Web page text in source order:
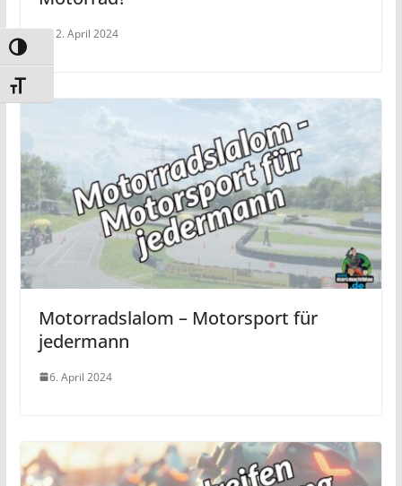
Umschalten auf hohe Kontraste
Schrift vergrößern
12. April 2024
Motorradslalom – Motorsport für
jedermann
6. April 2024